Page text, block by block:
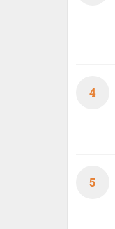
4
5